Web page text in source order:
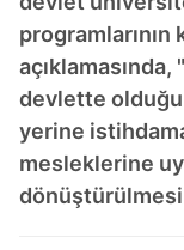
programlarının
devlette
yerine
mesleklerine